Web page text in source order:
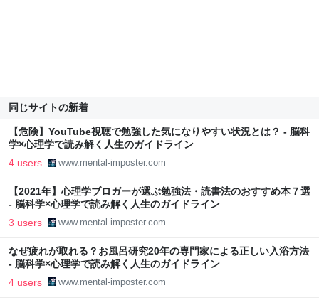
同じサイトの新着
【危険】YouTube視聴で勉強した気になりやすい状況とは？ - 脳科
学×心理学で読み解く人生のガイドライン
4 users www.mental-imposter.com
【2021年】心理学ブロガーが選ぶ勉強法・読書法のおすすめ本７選
- 脳科学×心理学で読み解く人生のガイドライン
3 users www.mental-imposter.com
なぜ疲れが取れる？お風呂研究20年の専門家による正しい入浴方法
- 脳科学×心理学で読み解く人生のガイドライン
4 users www.mental-imposter.com